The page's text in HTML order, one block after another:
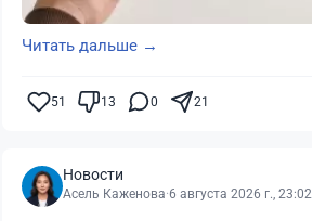
Читать дальше →
51 13 0 21
Новости
Асель Каженова·6 августа 2026 г., 23:02